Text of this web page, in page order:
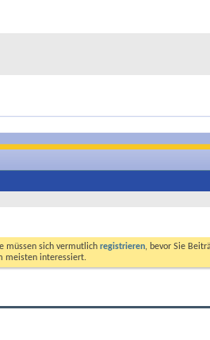
müssen sich vermutlich registrieren, bevor Sie
meisten interessiert.